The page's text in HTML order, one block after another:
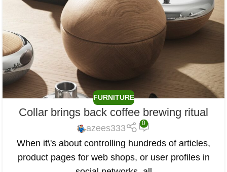
FURNITURE
Collar brings back coffee brewing ritual
azees333 0
When it\'s about controlling hundreds of articles,
product pages for web shops, or user profiles in